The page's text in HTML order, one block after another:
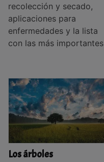
recolección y secado,
aplicaciones para
enfermedades y la lista
con las más importantes
Los árboles